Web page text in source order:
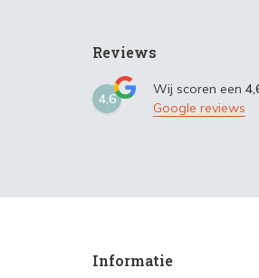
Reviews
4,6
Wij scoren een
Google reviews
Informatie